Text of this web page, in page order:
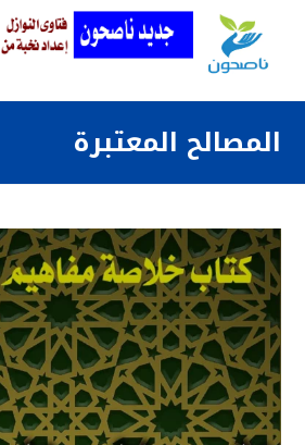
المصالح المعتبرة